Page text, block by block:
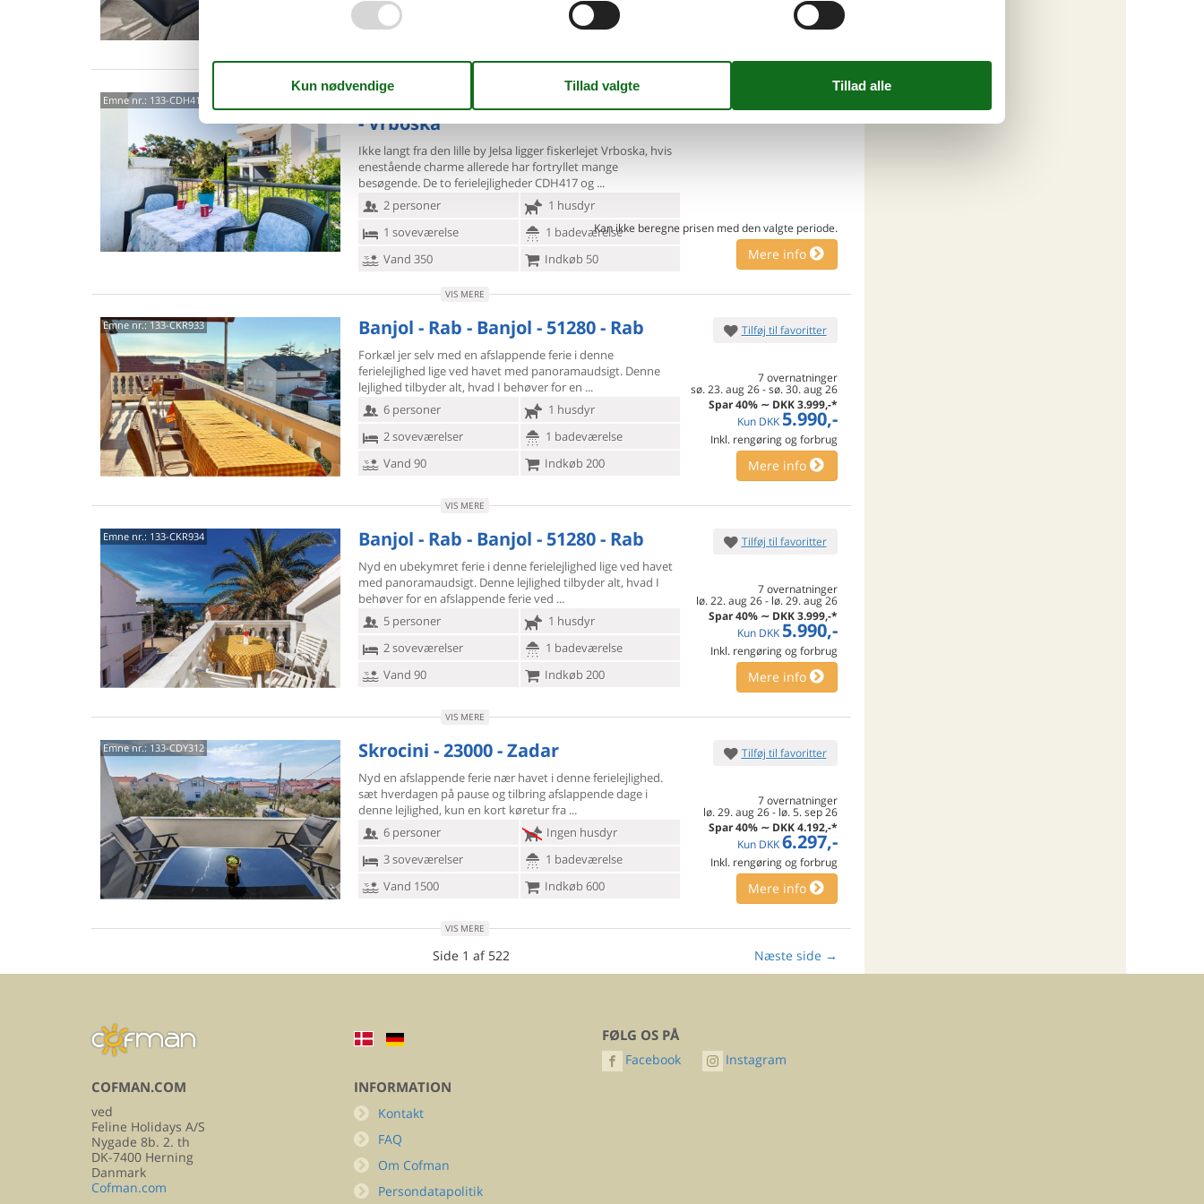
Vand 90
Indkøb 340
Inkl. rengøring og forbrug
Mere info
Emne nr.: 133-CDH418
Put Maslinice - Hvar-Vrboska - 21463
- Vrboska
Ikke langt fra den lille by Jelsa ligger fiskerlejet Vrboska, hvis
eneståendecharme allerede har fortryllet mange
besøgende. De to ferielejligheder CDH417 og
2 personer
1 husdyr
1 soveværelse
1 badeværelse
Vand 350
Indkøb 50
Kan ikke beregne prisen med den valgte periode.
Mere info
VIS MERE
Emne nr.:133-CKR933 Banjol - Rab - Banjol - 51280 - Rab
Forkæl jer selv med en afslappende ferie i denne
ferielejlighed lige ved havet med panoramaudsigt. Denne
lejlighed tilbyder alt, hvad I behøver for en
6 personer
1 husdyr
2 soveværelser
1 badeværelse
Vand 90
Indkøb 200
Tilføj til favoritter
7 overnatninger
sø. 23. aug 26-sø. 30. aug 26
Spar 40% ∼ DKK 3.999,-*
Kun DKK 5.990,-
Inkl. rengøring og forbrug
Mere info
VIS MERE
Emne nr.: 133-CKR934 Banjol - Rab - Banjol - 51280 - Rab
Nyd en ubekymret ferie i denne ferielejlighed lige ved havet
med panoramaudsigt. Denne lejlighed tilbyder alt, hvad I
behøver for en afslappende ferie ved
5 personer
1 husdyr
2 soveværelser
1 badeværelse
Vand 90
Indkøb 200
Tilføj til favoritter
7 overnatninger
lø. 22. aug 26- lø. 29. aug 26
Spar 40% ∼ DKK 3.999,-*
Kun DKK 5.990,-
Inkl. rengøring og forbrug
Mere info
VIS MERE
Emne nr.:133-CDY312 Skrocini - 23000 - Zadar
Nyd en afslappende ferie nær havet i denne ferielejlighed.
sæt hverdagen på pause og tilbring afslappende dage i
denne lejlighed, kun en kort køretur fra
6 personer
Ingen husdyr
3 soveværelser
1 badeværelse
Vand 1500
Indkøb 600
Tilføj til favoritter
7 overnatninger
lø. 29. aug 26- lø. 5. sep 26
Spar 40% ∼ DKK 4.192,-*
Kun DKK 6.297,-
Inkl. rengøring og forbrug
Mere info
VIS MERE
Side 1 af 522 Næste side →
COFMAN.COM
ved
Feline Holidays A/S
Nygade 8b. 2. th
DK-7400 Herning
Danmark
Cofman.com
INFORMATION
Kontakt
FAQ
Om Cofman
Persondatapolitik
FØLG OS PÅ
Facebook Instagram